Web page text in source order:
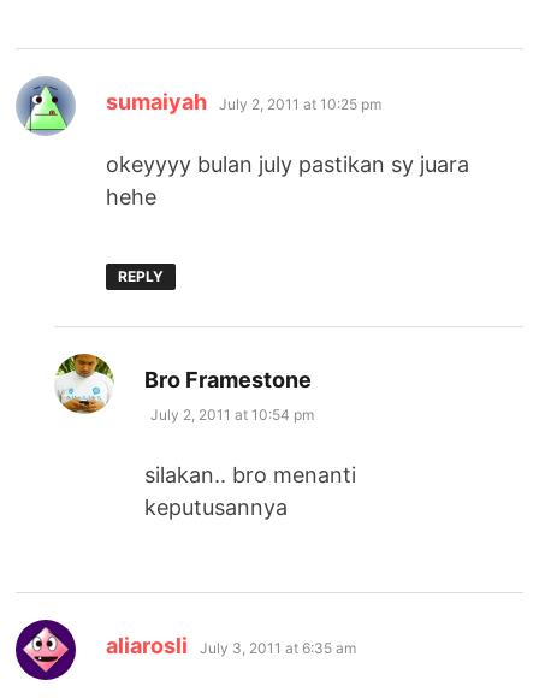
sumaiyah says:
July 2, 2011 at 10:25 pm
okeyyyy bulan july pastikan sy juara
hehe
REPLY
Bro Framestone
July 2, 2011 at 10:54 pm
silakan.. bro menanti
keputusannya
aliarosli says:
July 3, 2011 at 6:35 am